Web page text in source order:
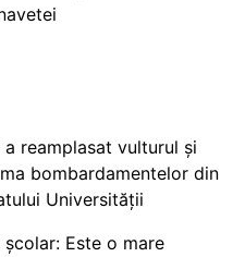
reamplasat vulturul și
bombardamentelor din
Universității
Este o mare